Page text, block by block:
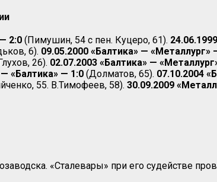
2:0 (Пимушин, 54 с пен. Куцеро, 61).
6). 09.05.2000 «Балтика» — «Металлург»
26). 02.07.2003 «Балтика» —
«Балтика» — 1:0 (Долматов, 65). 07.10.2004
55. В.Тимофеев, 58). 30.09.2009
«Сталевары» при его судействе